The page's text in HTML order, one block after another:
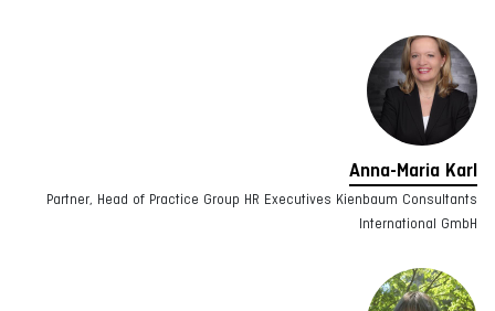
Anna-Maria Karl
Partner, Head of Practice Group HR Executives Kienbaum Consultants
International GmbH